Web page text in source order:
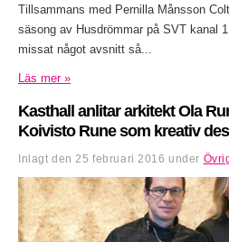
Tillsammans med Pernilla Månsson
säsong av Husdrömmar på SVT kanal
missat något avsnitt så...
Läs mer »
Kasthall anlitar arkitekt Ola
Koivisto Rune som kreativ
Inlagt den 25 februari 2016 under